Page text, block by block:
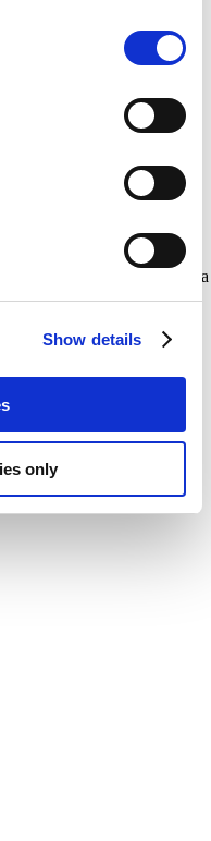
Show details
only
som
pr. kursus fastsættes ud fra
gebyrfrit. Ved afmelding
af kursusprisen retur.